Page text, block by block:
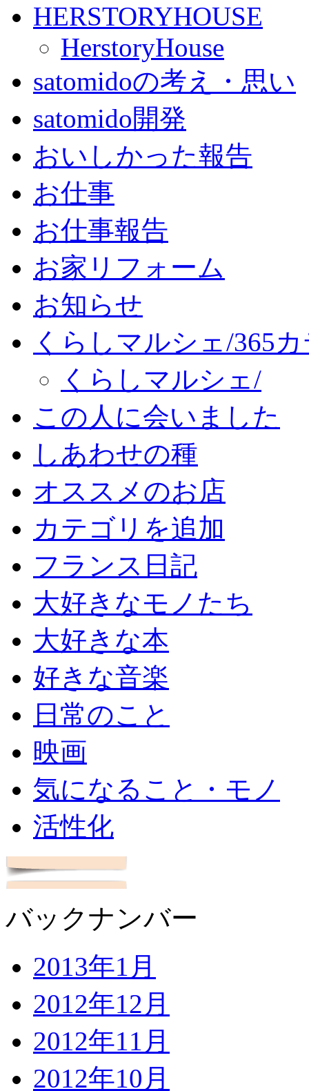
HERSTORYHOUSE
HerstoryHouse
satomidoの考え・思い
satomido開発
おいしかった報告
お仕事
お仕事報告
お家リフォーム
お知らせ
くらしマルシェ/365
くらしマルシェ/
この人に会いました
しあわせの種
オススメのお店
カテゴリを追加
フランス日記
大好きなモノたち
大好きな本
好きな音楽
日常のこと
映画
気になること・モノ
活性化
バックナンバー
2013年1月
2012年12月
2012年11月
2012年10月